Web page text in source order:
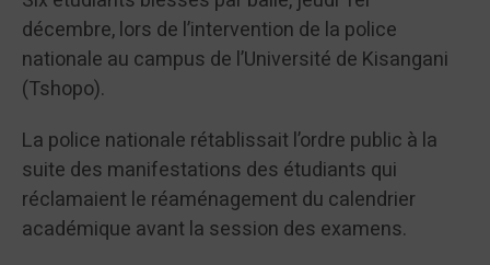
décembre, lors de l’intervention de la police
nationale au campus de l’Université de Kisangani
(Tshopo).
La police nationale rétablissait l’ordre public à la
suite des manifestations des étudiants qui
réclamaient le réaménagement du calendrier
académique avant la session des examens.